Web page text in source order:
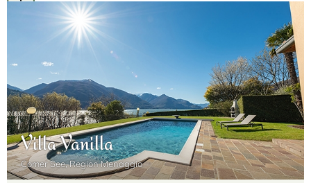
Villa Vanilla
Comer See, Region Menaggio